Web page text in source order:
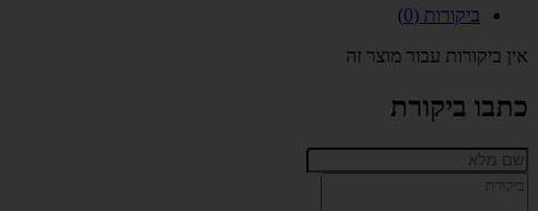
ביקורות (0)
אין ביקורות עבור מוצר זה
כתבו ביקורת